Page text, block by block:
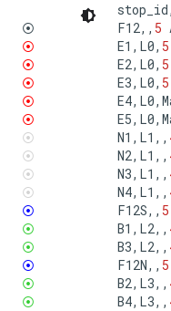
⦿
⦿
⦿
⦿
⦿
⦿
⦿
⦿
⦿
⦿
⦿
⦿
⦿
⦿
⦿
stop_id,
F12,, 5
E1 , L0, 5
E2, L0, 5
E3, L0, 5
E4, L0,
E5, L0,
N1 , L1 ,,
N2, L1 ,,
N3, L1 ,,
N4, L1 ,,
F12S,, 5
B1 , L2,,
B3, L2,,
F12N,, 5
B2, L3,,
B4, L3,,